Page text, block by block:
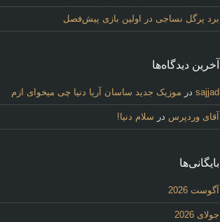
برد پرگل نساجی در اولین بازی پیش‌فصل
آخرین دیدگاه‌ها
sajjad در موزیک جدید ساسان آریا دنیا چی میخوای ازم
آقای وردپرس در سلام دنیا!
بایگانی‌ها
آگوست 2026
جولای 2026